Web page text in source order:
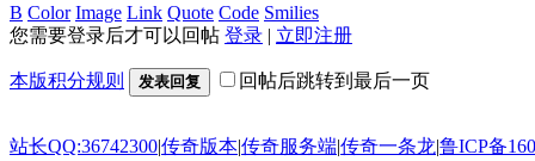
B Color Image Link Quote Code Smilies
您需要登录后才可以回帖 登录 | 立即注册
本版积分规则 发表回复 回帖后跳转到最后一页
站长QQ:36742300|传奇版本|传奇服务端|传奇一条龙|鲁ICP备